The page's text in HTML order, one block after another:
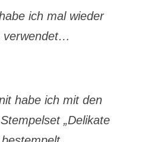
ich mal wieder
verwendet…
habe ich mit den
„Delikate